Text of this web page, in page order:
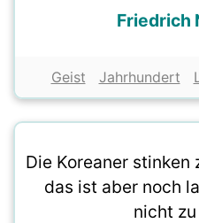
Friedrich
Geist Jahrhundert
Die Koreaner stinken
das ist aber noch
nicht